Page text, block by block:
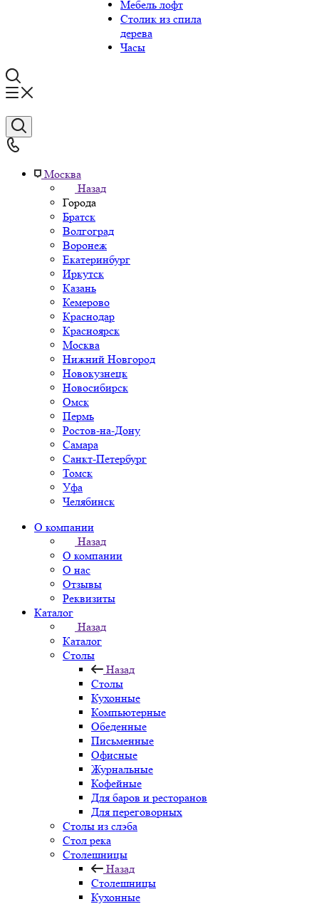
Мебель лофт
Столик из спила
дерева
Часы
Москва
Назад
Города
Братск
Волгоград
Воронеж
Екатеринбург
Иркутск
Казань
Кемерово
Краснодар
Красноярск
Москва
Нижний Новгород
Новокузнецк
Новосибирск
Омск
Пермь
Ростов-на-Дону
Самара
Санкт-Петербург
Томск
Уфа
Челябинск
О компании
Назад
О компании
О нас
Отзывы
Реквизиты
Каталог
Назад
Каталог
Столы
Назад
Столы
Кухонные
Компьютерные
Обеденные
Письменные
Офисные
Журнальные
Кофейные
Для баров и ресторанов
Для переговорных
Столы из слэба
Стол река
Столешницы
Назад
Столешницы
Кухонные